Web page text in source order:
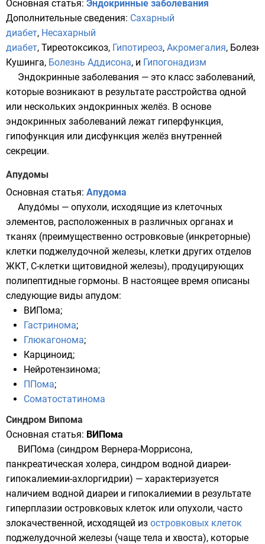
Основная статья: Эндокринные заболевания
Дополнительные сведения: Сахарный
диабет, Несахарный
диабет, Тиреотоксикоз, Гипотиреоз, Акромегалия,
Кушинга, Болезнь Аддисона, и Гипогонадизм
Эндокринные заболевания — это класс заболеваний,
которые возникают в результате расстройства одной
или нескольких эндокринных желёз. В основе
эндокринных заболеваний лежат гиперфункция,
гипофункция или дисфункция желёз внутренней
секреции.
Апудомы
Основная статья: Апудома
Апудо́мы — опухоли, исходящие из клеточных
элементов, расположенных в различных органах и
тканях (преимущественно островковые (инкреторные)
клетки поджелудочной железы, клетки других отделов
ЖКТ, С-клетки щитовидной железы), продуцирующих
полипептидные гормоны. В настоящее время описаны
следующие виды апудом:
ВИПома;
Гастринома;
Глюкагонома;
Карциноид;
Нейротензинома;
ППома;
Соматостатинома
Синдром Випома
Основная статья: ВИПома
ВИПо́ма (синдром Вернера-Моррисона,
панкреатическая холера, синдром водной диареи-
гипокалиемии-ахлоргидрии) — характеризуется
наличием водной диареи и гипокалиемии в результате
гиперплазии островковых клеток или опухоли, часто
злокачественной, исходящей из островковых клеток
поджелудочной железы (чаще тела и хвоста), которые